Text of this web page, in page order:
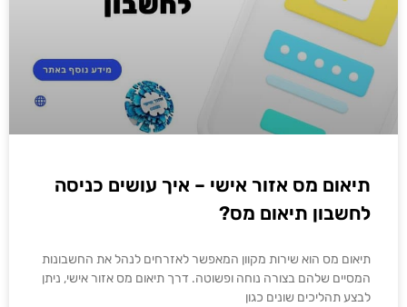
תיאום מס אזור אישי – איך עושים כניסה
לחשבון תיאום מס?
תיאום מס הוא שירות מקוון המאפשר לאזרחים לנהל את החשבונות
המסיים שלהם בצורה נוחה ופשוטה. דרך תיאום מס אזור אישי, ניתן
לבצע תהליכים שונים כגון